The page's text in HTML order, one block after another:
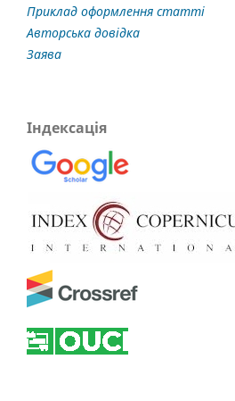
Приклад оформлення статті
Авторська довідка
Заява
Індексація